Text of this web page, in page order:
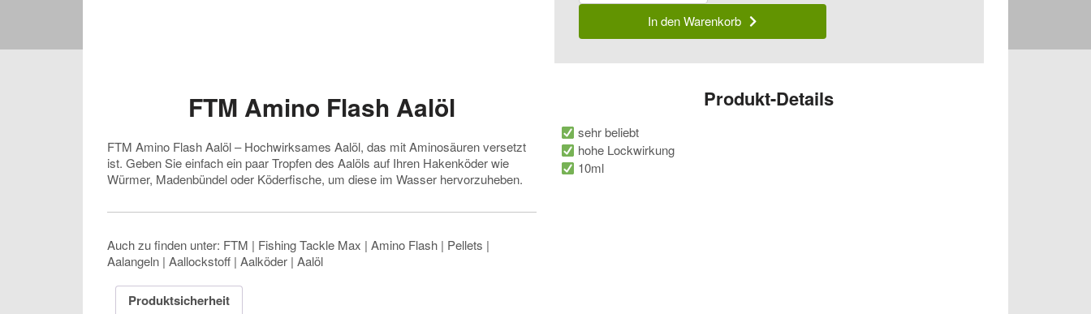
FTM Amino Flash Aalöl
FTM Amino Flash Aalöl – Hochwirksames Aalöl, das mit Aminosäuren versetzt
ist. Geben Sie einfach ein paar Tropfen des Aalöls auf Ihren Hakenköder wie
Würmer, Madenbündel oder Köderfische, um diese im Wasser hervorzuheben.
Auch zu finden unter: FTM | Fishing Tackle Max | Amino Flash | Pellets |
Aalangeln | Aallockstoff | Aalköder | Aalöl
Flash
Menge
In den Warenkorb
Produkt-Details
sehr beliebt
hohe Lockwirkung
10ml
Produktsicherheit